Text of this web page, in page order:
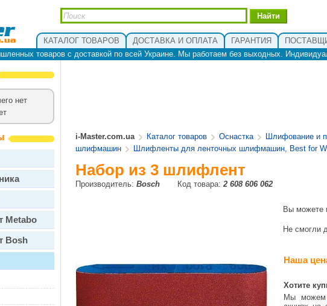
КАТАЛОГ ТОВАРОВ ДОСТАВКА И ОПЛАТА ГАРАНТИЯ
товаров с доставкой по всей Украине. Мы работаем без выходных.
нет
Metabo
Bosh
i-Master.com.ua Каталог товаров Оснастка Шлифование и
шлифмашин
Шлифленты для ленточных шлифмашин, Best for
Набор из 3 шлифлент
Производитель: Bosch Код товара: 2 608 606 062
Вы можете
Не смогли
Наша
Хотите
Мы